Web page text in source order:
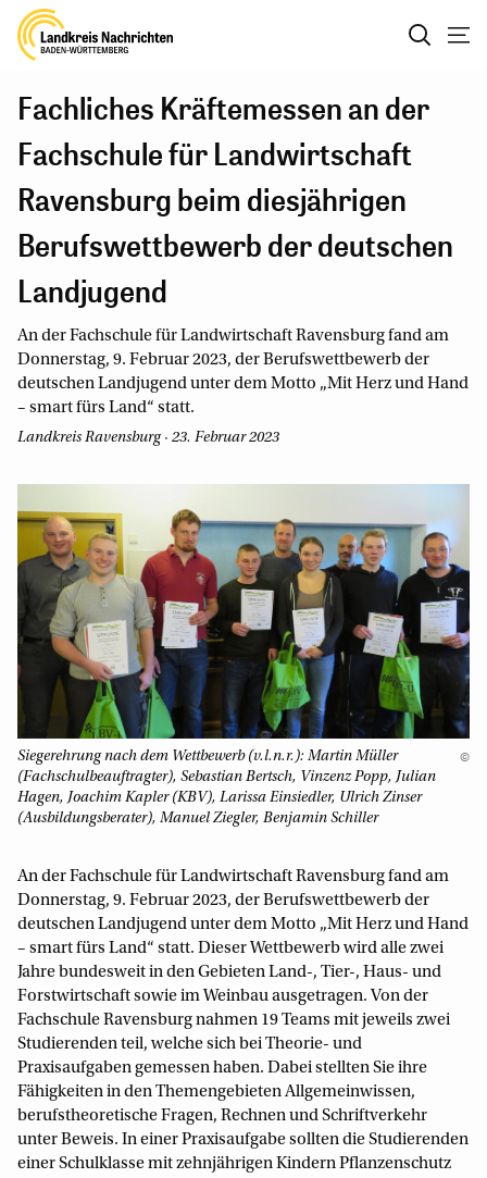
Fachliches Kräftemessen an der
Fachschule für Landwirtschaft
Ravensburg beim diesjährigen
Berufswettbewerb der deutschen
Landjugend
An der Fachschule für Landwirtschaft Ravensburg fand am
Donnerstag, 9. Februar 2023, der Berufswettbewerb der
deutschen Landjugend unter dem Motto „Mit Herz und Hand
– smart fürs Land“ statt.
Landkreis Ravensburg · 23. Februar 2023
Siegerehrung nach dem Wettbewerb (v.l.n.r.): Martin Müller
(Fachschulbeauftragter), Sebastian Bertsch, Vinzenz Popp, Julian
Hagen, Joachim Kapler (KBV), Larissa Einsiedler, Ulrich Zinser
(Ausbildungsberater), Manuel Ziegler, Benjamin Schiller
©
An der Fachschule für Landwirtschaft Ravensburg fand am
Donnerstag, 9. Februar 2023, der Berufswettbewerb der
deutschen Landjugend unter dem Motto „Mit Herz und Hand
– smart fürs Land“ statt. Dieser Wettbewerb wird alle zwei
Jahre bundesweit in den Gebieten Land-, Tier-, Haus- und
Forstwirtschaft sowie im Weinbau ausgetragen. Von der
Fachschule Ravensburg nahmen 19 Teams mit jeweils zwei
Studierenden teil, welche sich bei Theorie- und
Praxisaufgaben gemessen haben. Dabei stellten Sie ihre
Fähigkeiten in den Themengebieten Allgemeinwissen,
berufstheoretische Fragen, Rechnen und Schriftverkehr
unter Beweis. In einer Praxisaufgabe sollten die Studierenden
einer Schulklasse mit zehnjährigen Kindern Pflanzenschutz